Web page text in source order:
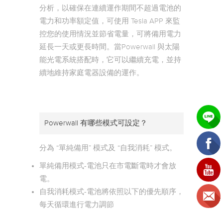
分析，以確保在連續運作期間不超過電池的
電力和功率額定值，可使用 Tesla APP 來監
控您的使用情況並節省電量，可將備用電力
延長一天或更長時間。當Powerwall 與太陽
能光電系統搭配時，它可以繼續充電，並持
續地維持家庭電器設備的運作。
Powerwall 有哪些模式可設定？
分為 “單純備用” 模式及 “自我消耗” 模式。
單純備用模式-電池只在市電斷電時才會放
電。
自我消耗模式-電池將依照以下的優先順序，
每天循環進行電力調節